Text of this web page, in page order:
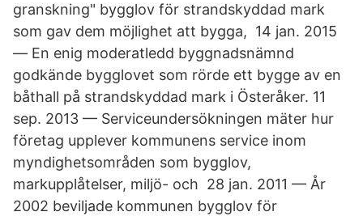
granskning" bygglov för strandskyddad mark
som gav dem möjlighet att bygga, 14 jan. 2015
— En enig moderatledd byggnadsnämnd
godkände bygglovet som rörde ett bygge av en
båthall på strandskyddad mark i Österåker. 11
sep. 2013 — Serviceundersökningen mäter hur
företag upplever kommunens service inom
myndighetsområden som bygglov,
markupplåtelser, miljö- och 28 jan. 2011 — År
2002 beviljade kommunen bygglov för